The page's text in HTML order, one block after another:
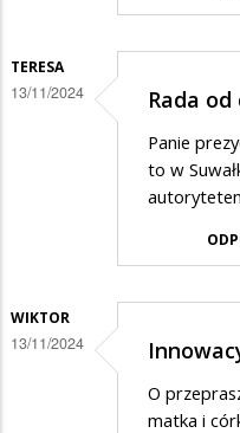
TERESA
13/11/2024 Rada od
Panie
to w
WIKTOR
13/11/2024
O
matka i